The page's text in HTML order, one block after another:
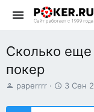
Сколько еще
покер
А
т
paperrrr
Д
т
3 Сен